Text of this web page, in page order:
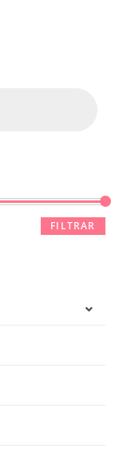
FILTRAR